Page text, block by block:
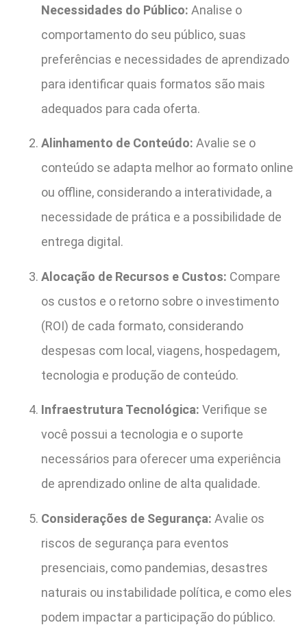
Necessidades do Público: Analise o
comportamento do seu público, suas
preferências e necessidades de aprendizado
para identificar quais formatos são mais
adequados para cada oferta.
Alinhamento de Conteúdo: Avalie se o
conteúdo se adapta melhor ao formato online
ou offline, considerando a interatividade, a
necessidade de prática e a possibilidade de
entrega digital.
Alocação de Recursos e Custos: Compare
os custos e o retorno sobre o investimento
(ROI) de cada formato, considerando
despesas com local, viagens, hospedagem,
tecnologia e produção de conteúdo.
Infraestrutura Tecnológica: Verifique se
você possui a tecnologia e o suporte
necessários para oferecer uma experiência
de aprendizado online de alta qualidade.
Considerações de Segurança: Avalie os
riscos de segurança para eventos
presenciais, como pandemias, desastres
naturais ou instabilidade política, e como eles
podem impactar a participação do público.